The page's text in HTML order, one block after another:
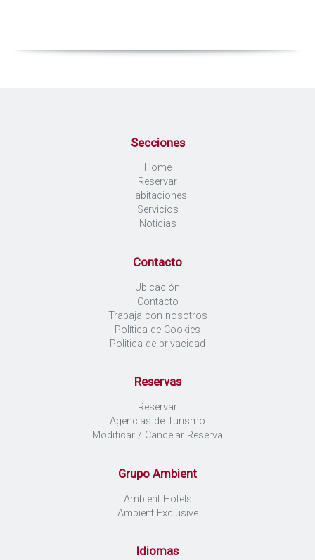
Secciones
Home
Reservar
Habitaciones
Servicios
Noticias
Contacto
Ubicación
Contacto
Trabaja con nosotros
Política de Cookies
Politica de privacidad
Reservas
Reservar
Agencias de Turismo
Modificar / Cancelar Reserva
Grupo Ambient
Ambient Hotels
Ambient Exclusive
Idiomas